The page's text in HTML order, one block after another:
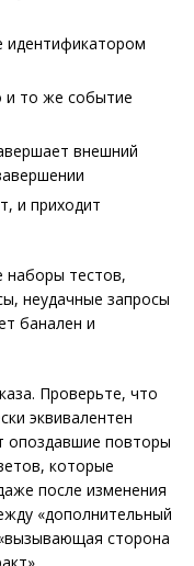
идентификатором
и то же событие
внешний
и приходит
наборы тестов,
неудачные запросы
банален и
Проверьте, что
эквивалентен
опоздавшие повторы
которые
после изменения
«дополнительный
сторона